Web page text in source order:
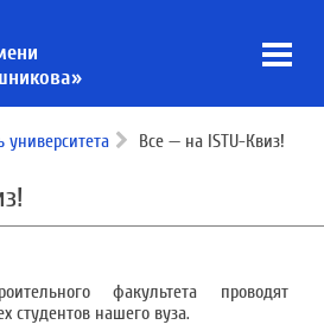
Все — на ISTU-Квиз!
факультета проводят
студентов нашего вуза.